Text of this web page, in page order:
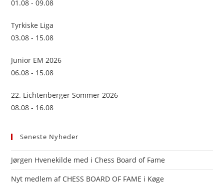
01.08 - 09.08
Tyrkiske Liga
03.08 - 15.08
Junior EM 2026
06.08 - 15.08
22. Lichtenberger Sommer 2026
08.08 - 16.08
Seneste Nyheder
Jørgen Hvenekilde med i Chess Board of Fame
Nyt medlem af CHESS BOARD OF FAME i Køge